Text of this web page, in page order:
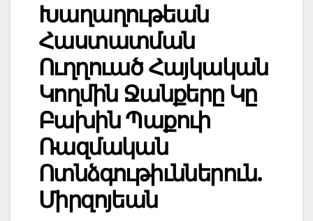
Խաղաղութեան
Հաստատման
Ուղղուած Հայկական
Կողմին Ջանքերը Կը
Բախին Պաքուի
Ռազմական
Ոտնձգութիւններուն.
Միրզոյեան